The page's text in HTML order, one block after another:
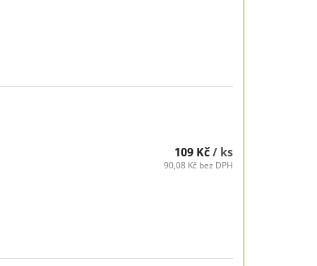
109 Kč/ ks
90,08 Kč bez DPH